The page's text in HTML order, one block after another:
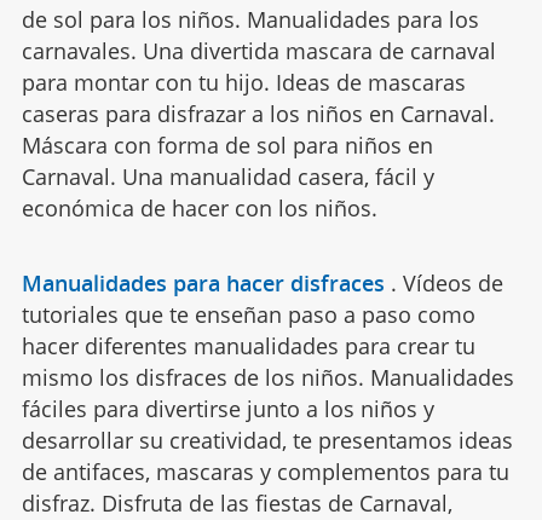
de sol para los niños. Manualidades para los
carnavales. Una divertida mascara de carnaval
para montar con tu hijo. Ideas de mascaras
caseras para disfrazar a los niños en Carnaval.
Máscara con forma de sol para niños en
Carnaval. Una manualidad casera, fácil y
económica de hacer con los niños.
Manualidades para hacer disfraces . Vídeos de
tutoriales que te enseñan paso a paso como
hacer diferentes manualidades para crear tu
mismo los disfraces de los niños. Manualidades
fáciles para divertirse junto a los niños y
desarrollar su creatividad, te presentamos ideas
de antifaces, mascaras y complementos para tu
disfraz. Disfruta de las fiestas de Carnaval,